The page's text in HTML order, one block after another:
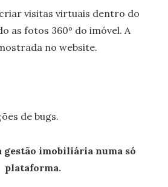
visitas virtuais dentro do
as fotos 360º do imóvel. A
no website.
de bugs.
gestão imobiliária numa só
plataforma.